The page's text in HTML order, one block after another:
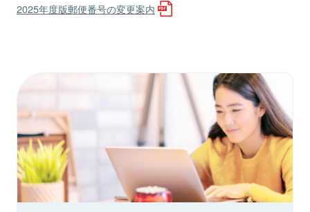
2025年度版郵便番号の変更案内